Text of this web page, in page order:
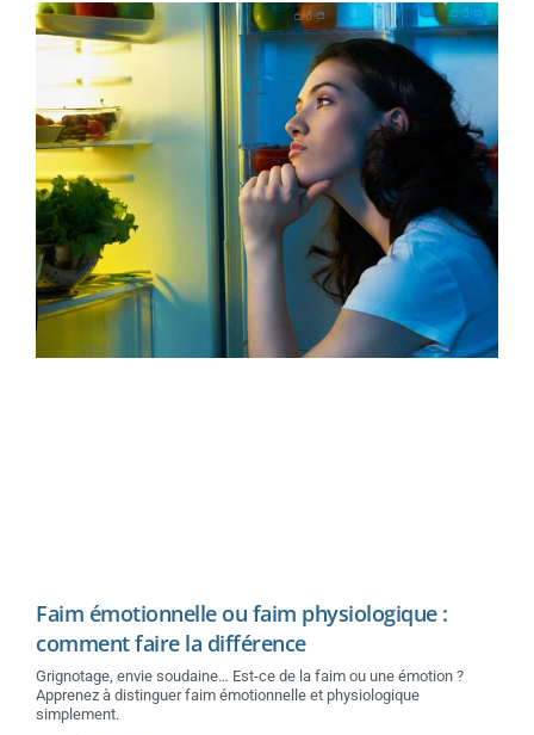
Faim émotionnelle ou faim physiologique :
comment faire la différence
Grignotage, envie soudaine… Est-ce de la faim ou une émotion ?
Apprenez à distinguer faim émotionnelle et physiologique
simplement.